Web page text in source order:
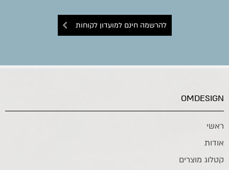
להרשמה חינם למועדון לקוחות
OMDESIGN
ראשי
אודות
קטלוג מוצרים